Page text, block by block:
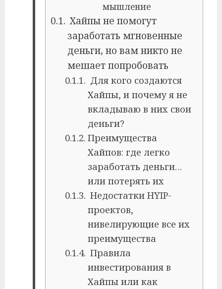
мышление
Хайпы не помогут
заработать мгновенные
деньги, но вам никто не
мешает попробовать
Для кого создаются
Хайпы, и почему я не
вкладываю в них свои
деньги?
Преимущества
Хайпов: где легко
заработать деньги…
или потерять их
Недостатки HYIP-
проектов,
нивелирующие все их
преимущества
Правила
инвестирования в
Хайпы или как